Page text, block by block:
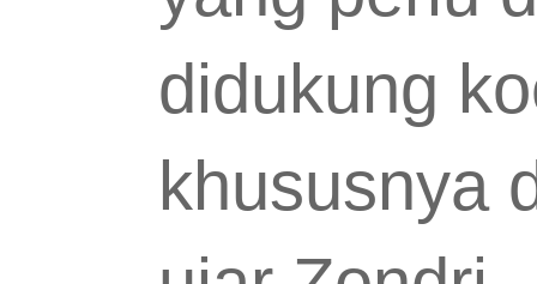
didukung
khususnya